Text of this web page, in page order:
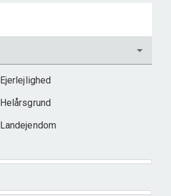
Ejerlejlighed
Helårsgrund
Landejendom